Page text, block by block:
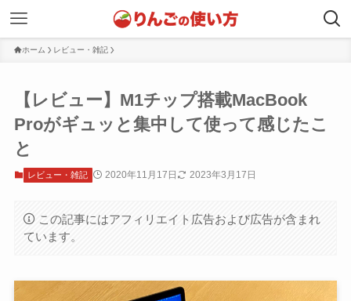
ホーム レビュー・雑記
【レビュー】M1チップ搭載MacBook
Proがギュッと集中して使って感じたこ
と
レビュー・雑記 2020年11月17日 2023年3月17日
この記事にはアフィリエイト広告および広告が含まれ
ています。